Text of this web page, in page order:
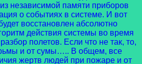
независимой памяти приборов
о событиях в системе. И вот
восстановлен абсолютно
действия системы во время
полетов. Если что не так, то,
и от сумы….. В общем, все
жертв людей при пожаре и от